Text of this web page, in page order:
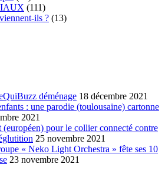
(111)
ils ? (13)
déménage 18 décembre 2021
: une parodie (toulousaine) cartonne
2021
(européen) pour le collier connecté contre
25 novembre 2021
« Neko Light Orchestra » fête ses 10
23 novembre 2021